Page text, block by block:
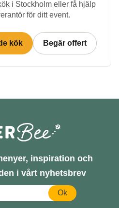
i Stockholm eller få hjälp
för ditt event.
kök Begär offert
inspiration och
i vårt nyhetsbrev
Ok